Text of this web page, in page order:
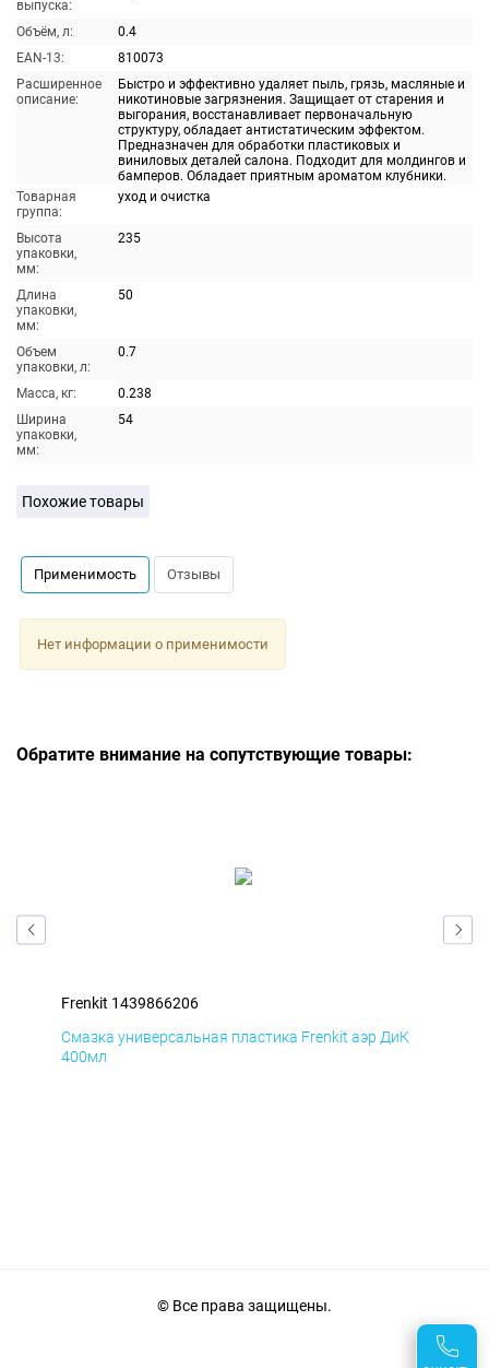
выпуска:
Объём, л:
0.4
EAN-13:
810073
Расширенное
описание:
Быстро и эффективно удаляет пыль, грязь, масляные и
никотиновые загрязнения. Защищает от старения и
выгорания, восстанавливает первоначальную
структуру, обладает антистатическим эффектом.
Предназначен для обработки пластиковых и
виниловых деталей салона. Подходит для молдингов и
бамперов. Обладает приятным ароматом клубники.
Товарная
группа:
уход и очистка
Высота
упаковки,
мм:
235
Длина
упаковки,
мм:
50
Объем
упаковки, л:
0.7
Масса, кг:
0.238
Ширина
упаковки,
мм:
54
Похожие товары
Применимость Отзывы
Нет информации о применимости
Обратите внимание на сопутствующие товары:
Frenkit 1439866206
Смазка универсальная пластика Frenkit аэр ДиК
400мл
© Все права защищены.